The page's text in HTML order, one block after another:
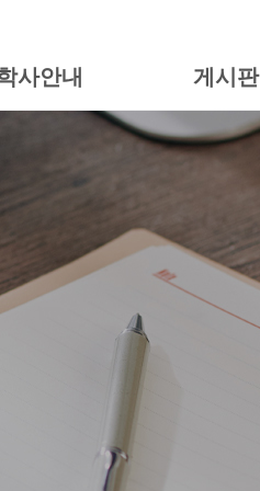
사안내 게시판